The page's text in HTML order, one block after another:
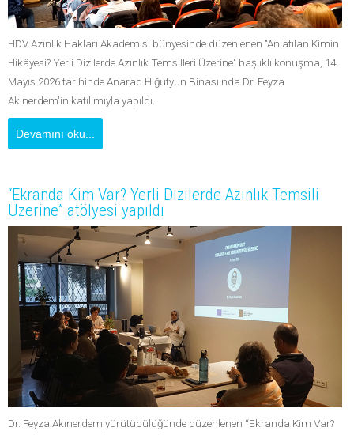
HDV Azınlık Hakları Akademisi bünyesinde düzenlenen "Anlatılan Kimin
Hikâyesi? Yerli Dizilerde Azınlık Temsilleri Üzerine" başlıklı konuşma, 14
Mayıs 2026 tarihinde Anarad Hığutyun Binası'nda Dr. Feyza
Akınerdem'in katılımıyla yapıldı.
Devamını oku...
“Ekranda Kim Var? Yerli Dizilerde Azınlık Temsili
Üzerine” atölyesi yapıldı
Dr. Feyza Akınerdem yürütücülüğünde düzenlenen “Ekranda Kim Var?